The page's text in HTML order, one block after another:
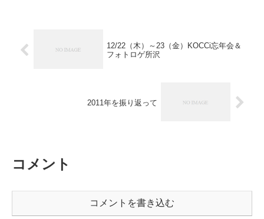
12/22（木）～23（金）KOCCi忘年会＆
フォトロゲ所沢
2011年を振り返って
コメント
コメントを書き込む